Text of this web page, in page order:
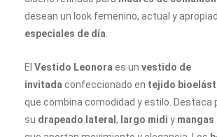
desean un look femenino, actual y
especiales de día
El Vestido Leonora es un vestido de
invitada confeccionado en tejido
que combina comodidad y estilo. Destaca
su drapeado lateral , largo midi y mangas